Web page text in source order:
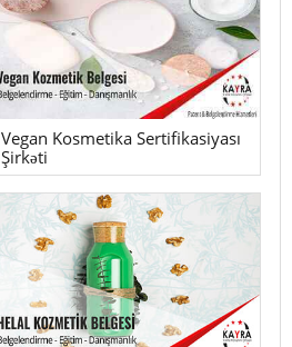
Vegan Kosmetika Sertifikasiyası
Şirkəti